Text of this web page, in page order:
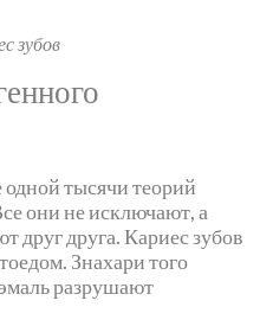
зубов
одной тысячи теорий
они не исключают, а
друг друга. Кариес зубов
Знахари того
разрушают